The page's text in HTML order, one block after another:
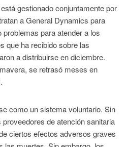
gestionado conjuntamente por
a General Dynamics para
para atender a los
que ha recibido sobre las
a distribuirse en diciembre.
se retrasó meses en
como un sistema voluntario. Sin
de atención sanitaria
ciertos efectos adversos graves